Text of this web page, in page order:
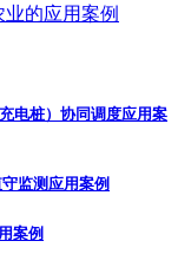
的应用案例
电桩）协同调度应用案
监测应用案例
案例